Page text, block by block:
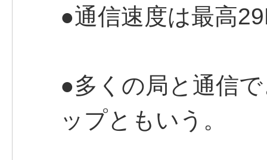
●通信速度は最高
●多くの局と通信
ップともいう。